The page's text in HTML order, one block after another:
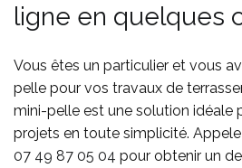
ligne en quelques
Vous êtes un particulier et vous
pelle pour vos travaux de
mini-pelle est une solution idéale
projets en toute simplicité.
07 49 87 05 04 pour obtenir un